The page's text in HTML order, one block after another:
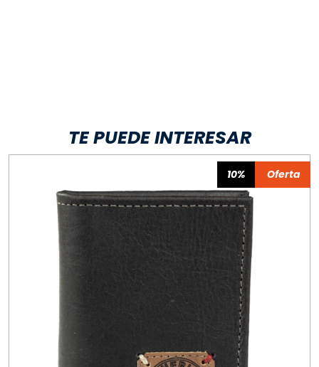
TE PUEDE INTERESAR
10% Oferta